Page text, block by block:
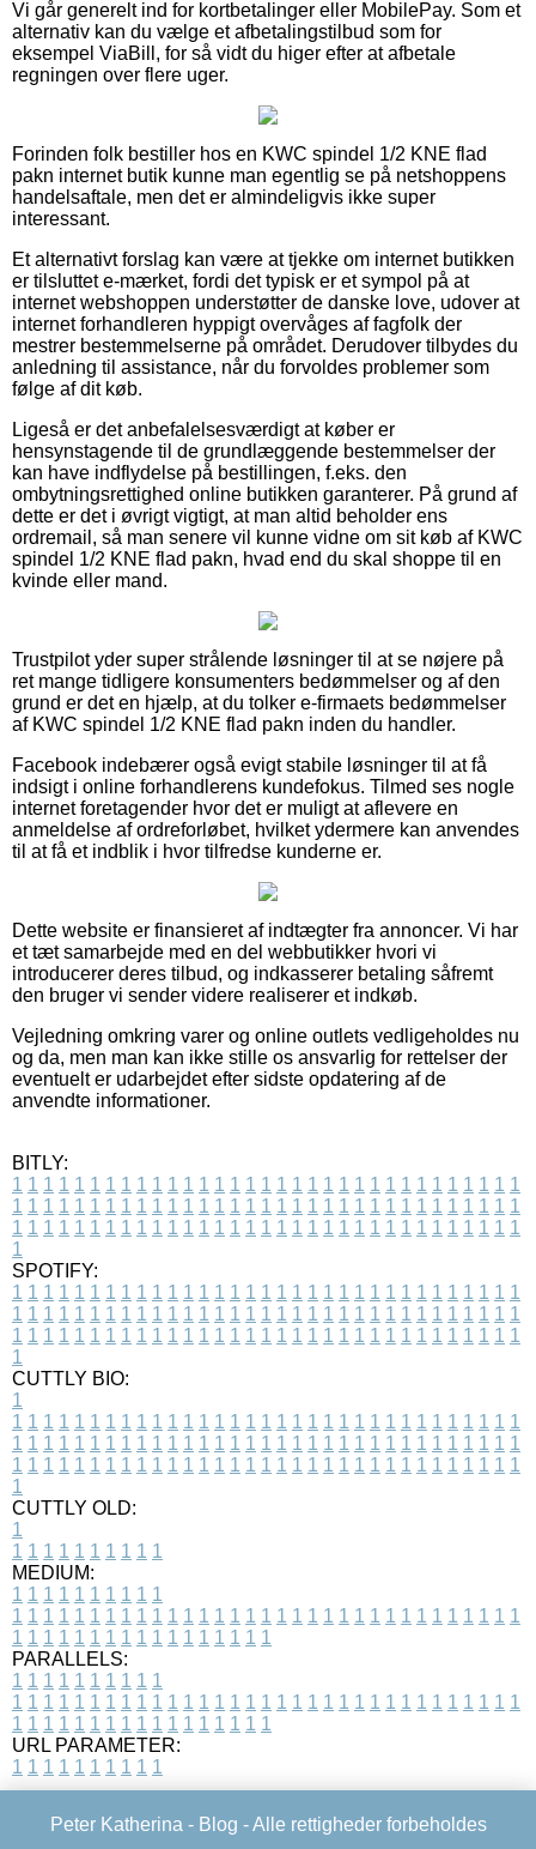
Vi går generelt ind for kortbetalinger eller MobilePay. Som et
alternativ kan du vælge et afbetalingstilbud som for
eksempel ViaBill, for så vidt du higer efter at afbetale
regningen over flere uger.
Forinden folk bestiller hos en KWC spindel 1/2 KNE flad
pakn internet butik kunne man egentlig se på netshoppens
handelsaftale, men det er almindeligvis ikke super
interessant.
Et alternativt forslag kan være at tjekke om internet butikken
er tilsluttet e-mærket, fordi det typisk er et sympol på at
internet webshoppen understøtter de danske love, udover at
internet forhandleren hyppigt overvåges af fagfolk der
mestrer bestemmelserne på området. Derudover tilbydes du
anledning til assistance, når du forvoldes problemer som
følge af dit køb.
Ligeså er det anbefalelsesværdigt at køber er
hensynstagende til de grundlæggende bestemmelser der
kan have indflydelse på bestillingen, f.eks. den
ombytningsrettighed online butikken garanterer. På grund af
dette er det i øvrigt vigtigt, at man altid beholder ens
ordremail, så man senere vil kunne vidne om sit køb af KWC
spindel 1/2 KNE flad pakn, hvad end du skal shoppe til en
kvinde eller mand.
Trustpilot yder super strålende løsninger til at se nøjere på
ret mange tidligere konsumenters bedømmelser og af den
grund er det en hjælp, at du tolker e-firmaets bedømmelser
af KWC spindel 1/2 KNE flad pakn inden du handler.
Facebook indebærer også evigt stabile løsninger til at få
indsigt i online forhandlerens kundefokus. Tilmed ses nogle
internet foretagender hvor det er muligt at aflevere en
anmeldelse af ordreforløbet, hvilket ydermere kan anvendes
til at få et indblik i hvor tilfredse kunderne er.
Dette website er finansieret af indtægter fra annoncer. Vi har
et tæt samarbejde med en del webbutikker hvori vi
introducerer deres tilbud, og indkasserer betaling såfremt
den bruger vi sender videre realiserer et indkøb.
Vejledning omkring varer og online outlets vedligeholdes nu
og da, men man kan ikke stille os ansvarlig for rettelser der
eventuelt er udarbejdet efter sidste opdatering af de
anvendte informationer.
BITLY:
1 1 1 1 1 1 1 1 1 1 1 1 1 1 1 1 1 1 1 1 1 1 1 1 1 1 1 1 1 1 1 1 1
1 1 1 1 1 1 1 1 1 1 1 1 1 1 1 1 1 1 1 1 1 1 1 1 1 1 1 1 1 1 1 1 1
1 1 1 1 1 1 1 1 1 1 1 1 1 1 1 1 1 1 1 1 1 1 1 1 1 1 1 1 1 1 1 1 1
1
SPOTIFY:
1 1 1 1 1 1 1 1 1 1 1 1 1 1 1 1 1 1 1 1 1 1 1 1 1 1 1 1 1 1 1 1 1
1 1 1 1 1 1 1 1 1 1 1 1 1 1 1 1 1 1 1 1 1 1 1 1 1 1 1 1 1 1 1 1 1
1 1 1 1 1 1 1 1 1 1 1 1 1 1 1 1 1 1 1 1 1 1 1 1 1 1 1 1 1 1 1 1 1
1
CUTTLY BIO:
1
1 1 1 1 1 1 1 1 1 1 1 1 1 1 1 1 1 1 1 1 1 1 1 1 1 1 1 1 1 1 1 1 1
1 1 1 1 1 1 1 1 1 1 1 1 1 1 1 1 1 1 1 1 1 1 1 1 1 1 1 1 1 1 1 1 1
1 1 1 1 1 1 1 1 1 1 1 1 1 1 1 1 1 1 1 1 1 1 1 1 1 1 1 1 1 1 1 1 1
1
CUTTLY OLD:
1
1 1 1 1 1 1 1 1 1 1
MEDIUM:
1 1 1 1 1 1 1 1 1 1
1 1 1 1 1 1 1 1 1 1 1 1 1 1 1 1 1 1 1 1 1 1 1 1 1 1 1 1 1 1 1 1 1
1 1 1 1 1 1 1 1 1 1 1 1 1 1 1 1 1
PARALLELS:
1 1 1 1 1 1 1 1 1 1
1 1 1 1 1 1 1 1 1 1 1 1 1 1 1 1 1 1 1 1 1 1 1 1 1 1 1 1 1 1 1 1 1
1 1 1 1 1 1 1 1 1 1 1 1 1 1 1 1 1
URL PARAMETER:
1 1 1 1 1 1 1 1 1 1
Peter Katherina - Blog - Alle rettigheder forbeholdes